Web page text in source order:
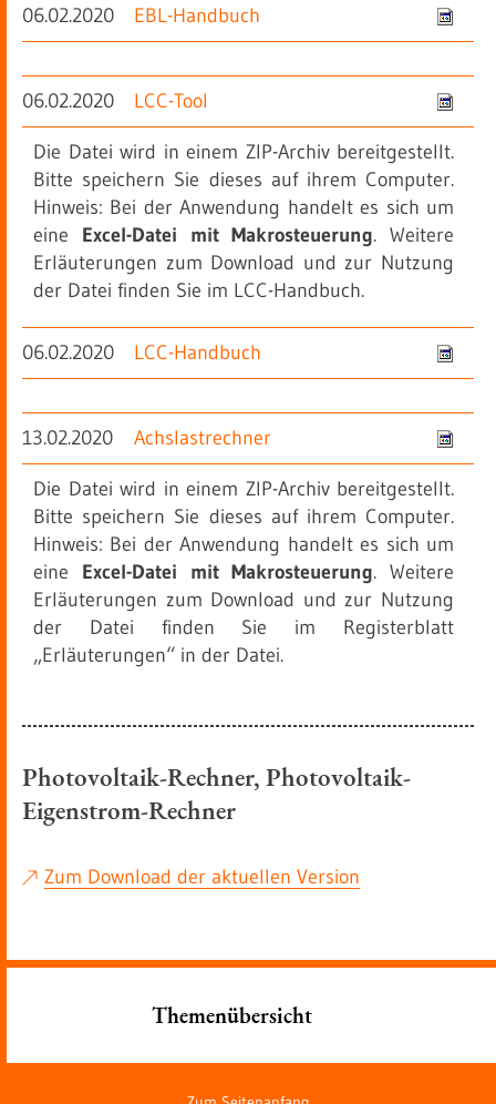
06.02.2020 EBL-Handbuch
06.02.2020 LCC-Tool
Die Datei wird in einem ZIP-Archiv bereitgestellt.
Bitte speichern Sie dieses auf ihrem Computer.
Hinweis: Bei der Anwendung handelt es sich um
eine Excel-Datei mit Makrosteuerung. Weitere
Erläuterungen zum Download und zur Nutzung
der Datei finden Sie im LCC-Handbuch.
06.02.2020 LCC-Handbuch
13.02.2020 Achslastrechner
Die Datei wird in einem ZIP-Archiv bereitgestellt.
Bitte speichern Sie dieses auf ihrem Computer.
Hinweis: Bei der Anwendung handelt es sich um
eine Excel-Datei mit Makrosteuerung. Weitere
Erläuterungen zum Download und zur Nutzung
der Datei finden Sie im Registerblatt
„Erläuterungen“ in der Datei.
Photovoltaik-Rechner, Photovoltaik-
Eigenstrom-Rechner
Zum Download der aktuellen Version
Themenübersicht